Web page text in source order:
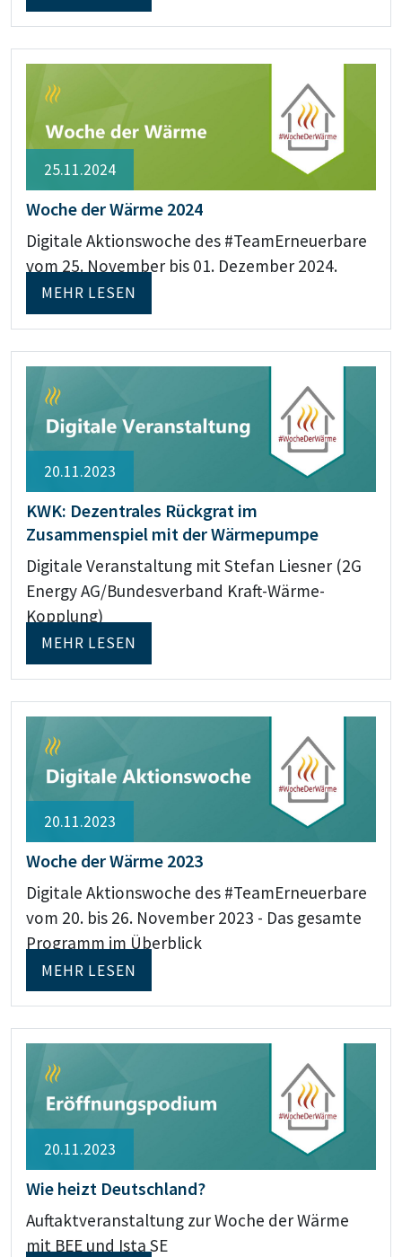
25.11.2024
Woche der Wärme 2024
Digitale Aktionswoche des #TeamErneuerbare
vom 25. November bis 01. Dezember 2024.
MEHR LESEN
20.11.2023
KWK: Dezentrales Rückgrat im
Zusammenspiel mit der Wärmepumpe
Digitale Veranstaltung mit Stefan Liesner (2G
Energy AG/Bundesverband Kraft-Wärme-
Kopplung)
MEHR LESEN
20.11.2023
Woche der Wärme 2023
Digitale Aktionswoche des #TeamErneuerbare
vom 20. bis 26. November 2023 - Das gesamte
Programm im Überblick
MEHR LESEN
20.11.2023
Wie heizt Deutschland?
Auftaktveranstaltung zur Woche der Wärme
mit BEE und Ista SE